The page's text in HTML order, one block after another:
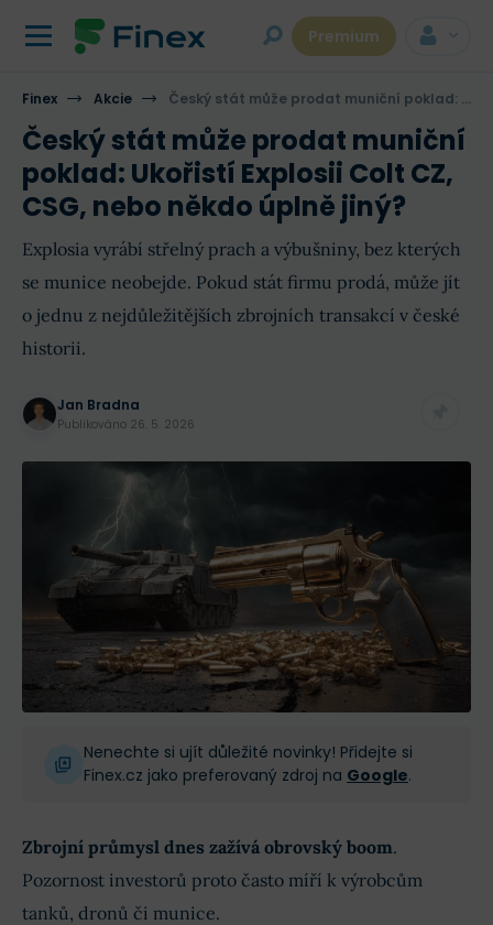
Premium
Finex Akcie Český stát může prodat muniční poklad: Ukořistí Explosii Colt CZ, CSG, nebo někdo úplně jiný?
Český stát může prodat muniční
poklad: Ukořistí Explosii Colt CZ,
CSG, nebo někdo úplně jiný?
Explosia vyrábí střelný prach a výbušniny, bez kterých
se munice neobejde. Pokud stát firmu prodá, může jít
o jednu z nejdůležitějších zbrojních transakcí v české
historii.
Jan Bradna
Publikováno 26. 5. 2026
Nenechte si ujít důležité novinky! Přidejte si
Finex.cz jako preferovaný zdroj na Google.
Zbrojní průmysl dnes zažívá obrovský boom.
Pozornost investorů proto často míří k výrobcům
tanků, dronů či munice.